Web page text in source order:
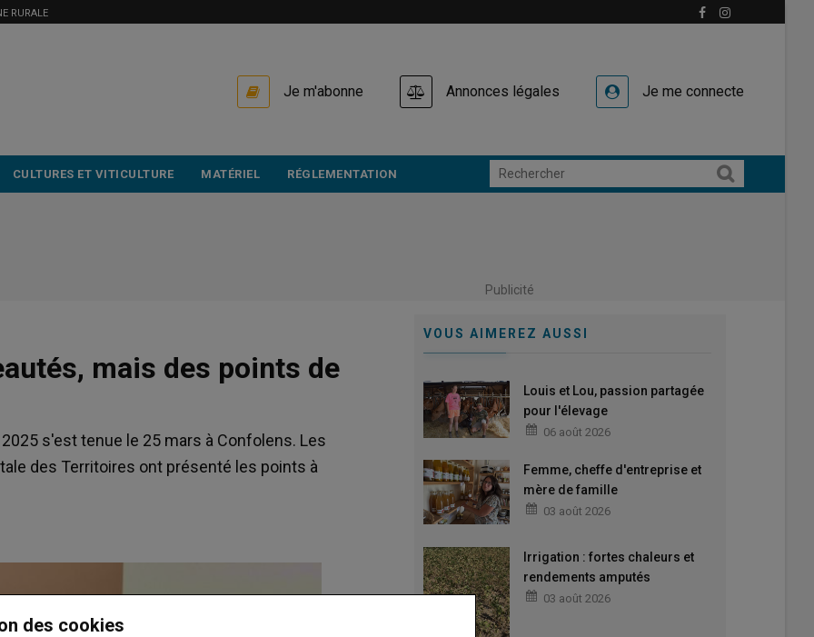
RURALE
Je m'abonne Annonces légales Je me connecte
CULTURES ET VITICULTURE MATÉRIEL RÉGLEMENTATION
Publicité
mais des points de
s'est tenue le 25 mars à Confolens. Les
des Territoires ont présenté les points à
VOUS AIMEREZ AUSSI
Louis et Lou, passion partagée
pour l'élevage
06 août 2026
Femme, cheffe d'entreprise et
mère de famille
03 août 2026
Irrigation : fortes chaleurs et
rendements amputés
03 août 2026
des cookies